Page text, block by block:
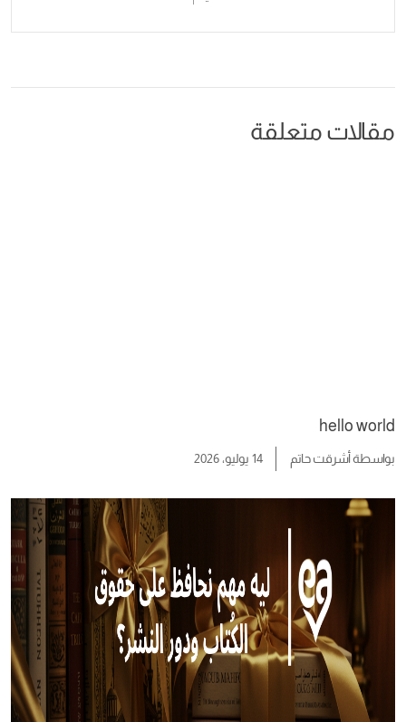
مقالات متعلقة
hello world
بواسطةأشرقت حاتم 14 يوليو، 2026